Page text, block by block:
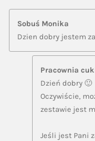
Sobuś Monika
Dzien dobry jestem
Pracownia
Dzień dobry 🙂
Oczywiście,
zestawie jest
Jeśli jest Pani